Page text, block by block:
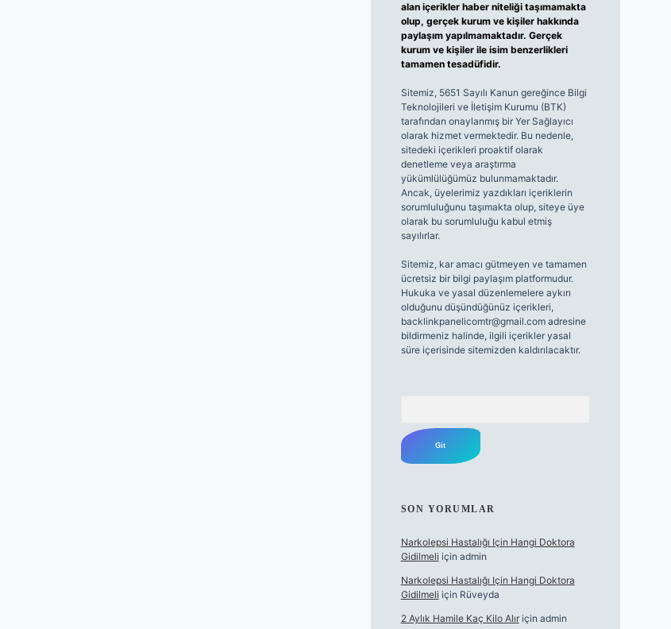
alan içerikler haber niteliği taşımamakta
olup, gerçek kurum ve kişiler hakkında
paylaşım yapılmamaktadır. Gerçek
kurum ve kişiler ile isim benzerlikleri
tamamen tesadüfidir.
Sitemiz, 5651 Sayılı Kanun gereğince Bilgi
Teknolojileri ve İletişim Kurumu (BTK)
tarafından onaylanmış bir Yer Sağlayıcı
olarak hizmet vermektedir. Bu nedenle,
sitedeki içerikleri proaktif olarak
denetleme veya araştırma
yükümlülüğümüz bulunmamaktadır.
Ancak, üyelerimiz yazdıkları içeriklerin
sorumluluğunu taşımakta olup, siteye üye
olarak bu sorumluluğu kabul etmiş
sayılırlar.
Sitemiz, kar amacı gütmeyen ve tamamen
ücretsiz bir bilgi paylaşım platformudur.
Hukuka ve yasal düzenlemelere aykırı
olduğunu düşündüğünüz içerikleri,
backlinkpanelicomtr@gmail.comadresine
bildirmeniz halinde, ilgili içerikler yasal
süre içerisinde sitemizden kaldırılacaktır.
SON YORUMLAR
Narkolepsi Hastalığı Için Hangi Doktora
Gidilmeli için admin
Narkolepsi Hastalığı Için Hangi Doktora
Gidilmeli için Rüveyda
2 Aylık Hamile Kaç Kilo Alıriçin admin